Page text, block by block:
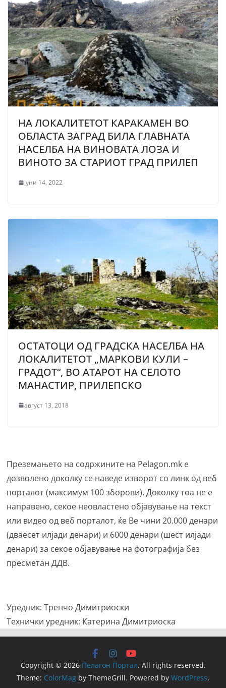
НА ЛОКАЛИТЕТОТ КАРАКАМЕН ВО
ОБЛАСТА ЗАГРАД БИЛА ГЛАВНАТА
НАСЕЛБА НА ВИНОВАТА ЛОЗА И
ВИНОТО ЗА СТАРИОТ ГРАД ПРИЛЕП
јуни 14, 2022
ОСТАТОЦИ ОД ГРАДСКА НАСЕЛБА НА
ЛОКАЛИТЕТОТ „МАРКОВИ КУЛИ –
ГРАДОТ“, ВО АТАРОТ НА СЕЛОТО
МАНАСТИР, ПРИЛЕПСКО
август 13, 2018
Преземањето на содржините на Pelagon.mk е
дозволено доколку се наведе изворот со линк од веб
порталот (максимум 100 зборови). Доколку тоа не е
направено, секое неовластено објавување на текст
или видео од веб порталот, ќе Ве чини 20.000 денари
(дваесет илјади денари) и 6000 денари (шест илјади
денари) за секое објавување на фотографија без
пресметан ДДВ.
Уредник: Тренчо Димитриоски
Технички уредник: Катерина Димитриоска
Copyright © 2026 Пелагон Портал. All rights reserved.
Theme: ColorMag by ThemeGrill. Powered by WordPress.